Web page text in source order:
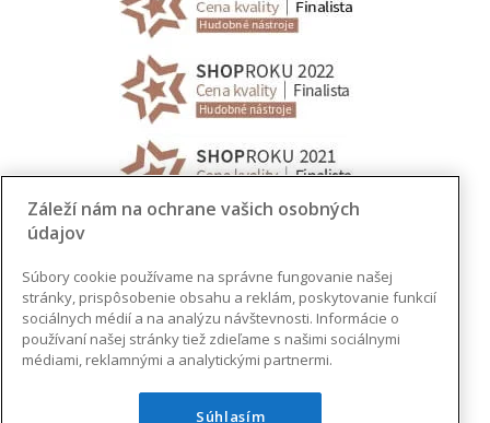
Záleží nám na ochrane vašich osobných
údajov
Súbory cookie používame na správne fungovanie našej
stránky, prispôsobenie obsahu a reklám, poskytovanie funkcií
sociálnych médií a na analýzu návštevnosti. Informácie o
používaní našej stránky tiež zdieľame s našimi sociálnymi
médiami, reklamnými a analytickými partnermi.
Súhlasím